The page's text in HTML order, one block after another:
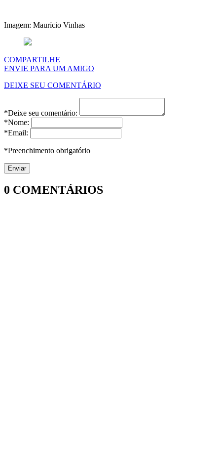
Imagem: Maurício Vinhas
COMPARTILHE
ENVIE PARA UM AMIGO
DEIXE SEU COMENTÁRIO
*Deixe seu comentário:
*Nome:
*Email:
*Preenchimento obrigatório
0 COMENTÁRIOS